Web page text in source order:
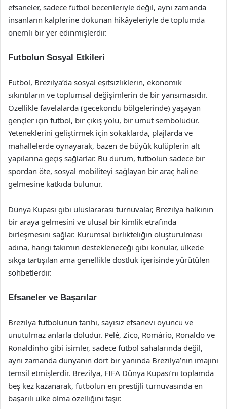
efsaneler, sadece futbol becerileriyle değil, aynı zamanda
insanların kalplerine dokunan hikâyeleriyle de toplumda
önemli bir yer edinmişlerdir.
Futbolun Sosyal Etkileri
Futbol, Brezilya’da sosyal eşitsizliklerin, ekonomik
sıkıntıların ve toplumsal değişimlerin de bir yansımasıdır.
Özellikle favelalarda (gecekondu bölgelerinde) yaşayan
gençler için futbol, bir çıkış yolu, bir umut sembolüdür.
Yeteneklerini geliştirmek için sokaklarda, plajlarda ve
mahallelerde oynayarak, bazen de büyük kulüplerin alt
yapılarına geçiş sağlarlar. Bu durum, futbolun sadece bir
spordan öte, sosyal mobiliteyi sağlayan bir araç haline
gelmesine katkıda bulunur.
Dünya Kupası gibi uluslararası turnuvalar, Brezilya halkının
bir araya gelmesini ve ulusal bir kimlik etrafında
birleşmesini sağlar. Kurumsal birlikteliğin oluşturulması
adına, hangi takımın destekleneceği gibi konular, ülkede
sıkça tartışılan ama genellikle dostluk içerisinde yürütülen
sohbetlerdir.
Efsaneler ve Başarılar
Brezilya futbolunun tarihi, sayısız efsanevi oyuncu ve
unutulmaz anlarla doludur. Pelé, Zico, Romário, Ronaldo ve
Ronaldinho gibi isimler, sadece futbol sahalarında değil,
aynı zamanda dünyanın dört bir yanında Brezilya’nın imajını
temsil etmişlerdir. Brezilya, FIFA Dünya Kupası’nı toplamda
beş kez kazanarak, futbolun en prestijli turnuvasında en
başarılı ülke olma özelliğini taşır.